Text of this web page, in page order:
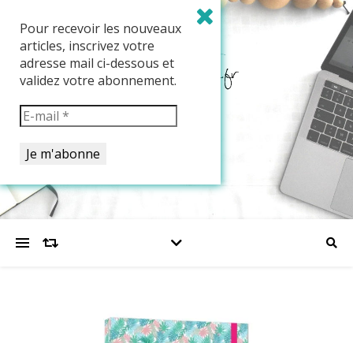
Pour recevoir les nouveaux
articles, inscrivez votre
adresse mail ci-dessous et
validez votre abonnement.